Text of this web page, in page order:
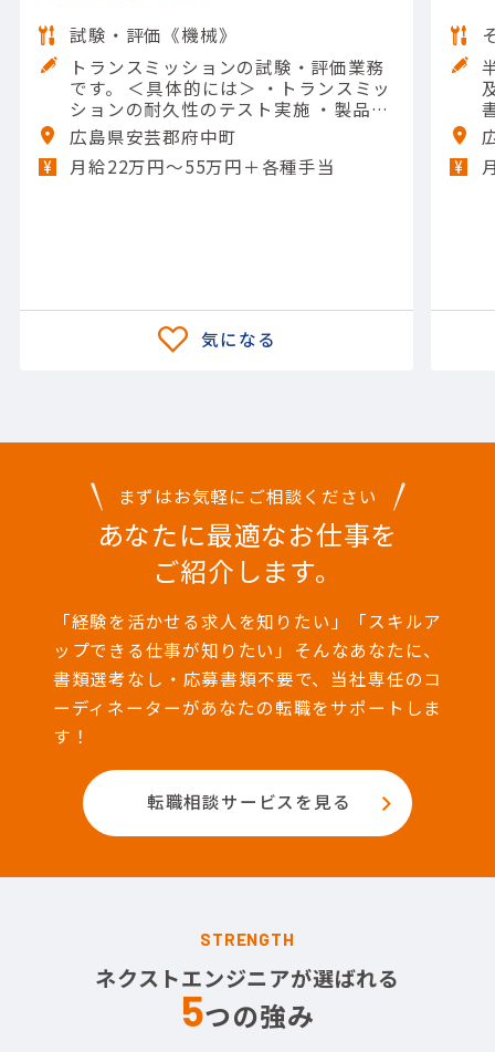
試験・評価《機械》
トランスミッションの試験・評価業務
です。 ＜具体的には＞ ・トランスミッ
ションの耐久性のテスト実施 ・製品の
熱への強さの評価 ・構造上の強度の確
認 ・異音や揺れが発生しないかのチェ
ック ・テスト結果のデータ取りまとめ
広島県安芸郡府中町
月給22万円〜55万円＋各種手当
まずはお気軽にご相談ください
あなたに最適なお仕事を
ご紹介します。
「経験を活かせる求人を知りたい」「スキルア
ップできる仕事が知りたい」そんなあなたに、
書類選考なし・応募書類不要で、当社専任のコ
ーディネーターがあなたの転職をサポートしま
す！
転職相談サービスを見る
STRENGTH
ネクストエンジニアが選ばれる
5つの強み